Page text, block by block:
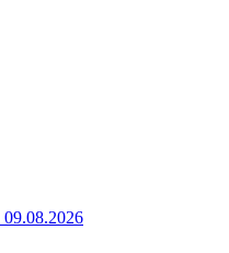
09.08.2026